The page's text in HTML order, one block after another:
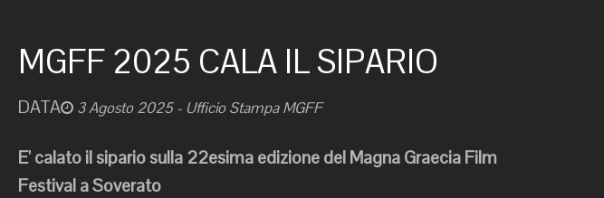
MGFF 2025 CALA IL SIPARIO
DATA 3 Agosto 2025 - Ufficio Stampa MGFF
E' calato il sipario sulla 22esima edizione del Magna Graecia Film
Festival a Soverato